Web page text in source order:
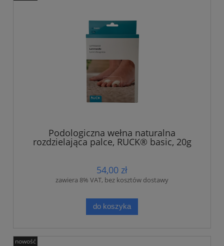
Podologiczna wełna naturalna
rozdzielająca palce, RUCK® basic, 20g
54,00 zł
zawiera 8% VAT, bez kosztów dostawy
do koszyka
nowość